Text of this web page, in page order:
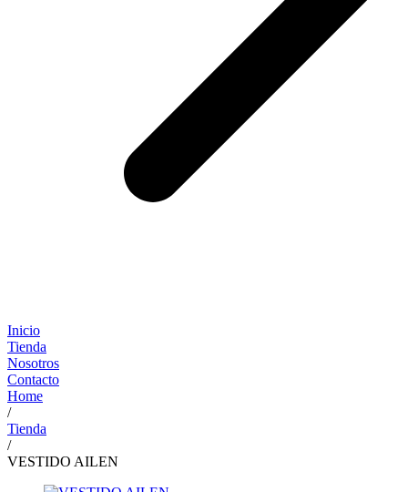
Inicio
Tienda
Nosotros
Contacto
Home
/
Tienda
/
VESTIDO AILEN